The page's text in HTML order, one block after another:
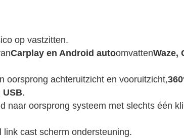
op vastzitten.
Carplay en Android autoomvattenWaze,
oorsprong achteruitzicht en vooruitzicht,
USB.
naar oorsprong systeem met slechts één
cast scherm ondersteuning.